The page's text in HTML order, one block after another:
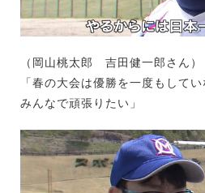
（岡山桃太郎 吉田健一郎さん）
「春の大会は優勝を一度もして
みんなで頑張りたい」